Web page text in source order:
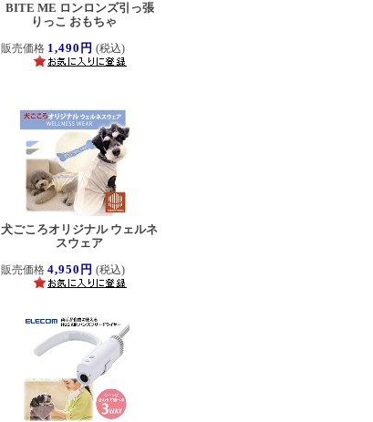
BITE ME ロンロンズ引っ張
りっこ おもちゃ
販売価格 1,490円 (税込)
犬ごころオリジナル ウェルネ
スウェア
販売価格 4,950円 (税込)